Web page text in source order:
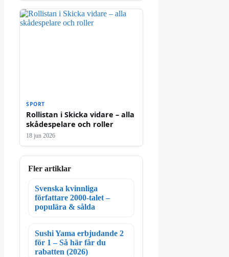
SPORT
Rollistan i Skicka vidare – alla
skådespelare och roller
18 jun 2026
Fler artiklar
Svenska kvinnliga
författare 2000-talet –
populära & sålda
Sushi Yama erbjudande 2
för 1 – Så här får du
rabatten (2026)